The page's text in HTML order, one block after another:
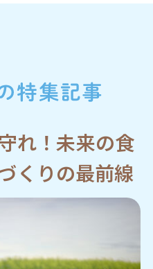
れ！未来の食
くりの最前線